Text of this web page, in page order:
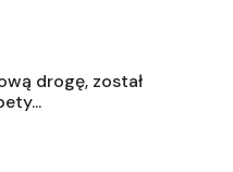
drogę, został